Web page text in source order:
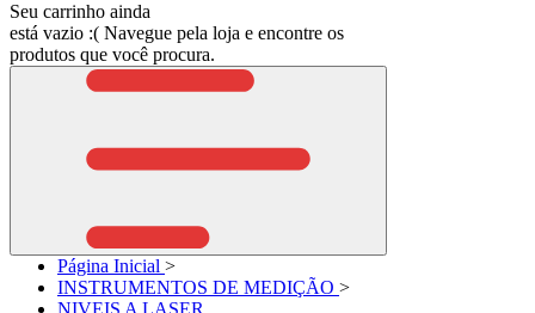
Seu carrinho ainda
está vazio :( Navegue pela loja e encontre os
produtos que você procura.
Página Inicial >
INSTRUMENTOS DE MEDIÇÃO >
NIVEIS A LASER